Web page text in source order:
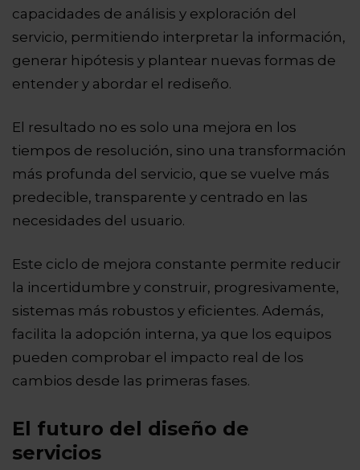
capacidades de análisis y exploración del
servicio, permitiendo interpretar la información,
generar hipótesis y plantear nuevas formas de
entender y abordar el rediseño.
El resultado no es solo una mejora en los
tiempos de resolución, sino una transformación
más profunda del servicio, que se vuelve más
predecible, transparente y centrado en las
necesidades del usuario.
Este ciclo de mejora constante permite reducir
la incertidumbre y construir, progresivamente,
sistemas más robustos y eficientes. Además,
facilita la adopción interna, ya que los equipos
pueden comprobar el impacto real de los
cambios desde las primeras fases.
El futuro del diseño de
servicios